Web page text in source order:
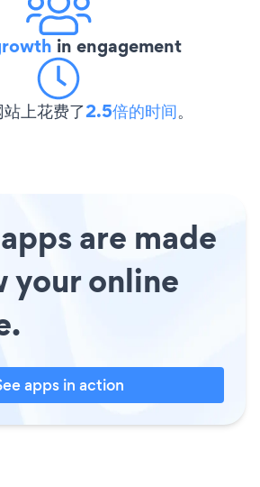
in engagement
上花费了2.5倍的时间。
are made
your online
apps in action